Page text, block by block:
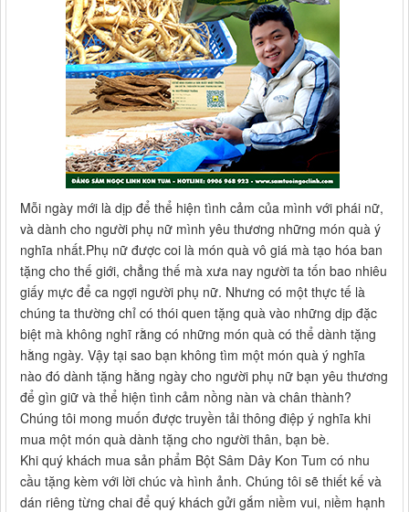
Mỗi ngày mới là dịp để thể hiện tình cảm của mình với phái nữ,
và dành cho người phụ nữ mình yêu thương những món quà ý
nghĩa nhất.Phụ nữ được coi là món quà vô giá mà tạo hóa ban
tặng cho thế giới, chẳng thế mà xưa nay người ta tốn bao nhiêu
giấy mực để ca ngợi người phụ nữ. Nhưng có một thực tế là
chúng ta thường chỉ có thói quen tặng quà vào những dịp đặc
biệt mà không nghĩ rằng có những món quà có thể dành tặng
hằng ngày. Vậy tại sao bạn không tìm một món quà ý nghĩa
nào đó dành tặng hằng ngày cho người phụ nữ bạn yêu thương
để gìn giữ và thể hiện tình cảm nồng nàn và chân thành?
Chúng tôi mong muốn được truyền tải thông điệp ý nghĩa khi
mua một món quà dành tặng cho người thân, bạn bè.
Khi quý khách mua sản phẩm Bột Sâm Dây Kon Tum có nhu
cầu tặng kèm với lời chúc và hình ảnh. Chúng tôi sẽ thiết kế và
dán riêng từng chai để quý khách gửi gắm niềm vui, niềm hạnh